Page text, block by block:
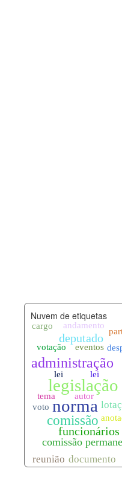
Nuvem de etiquetas